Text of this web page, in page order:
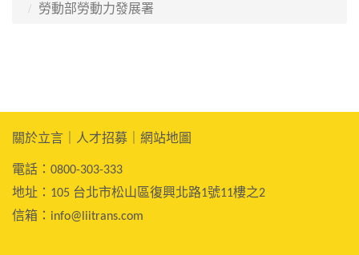
勞動部勞動力發展署
關於立言 人才招募 網站地圖
電話：0800-303-333
地址：105 台北市松山區復興北路1號11樓之2
信箱： info@liitrans.com